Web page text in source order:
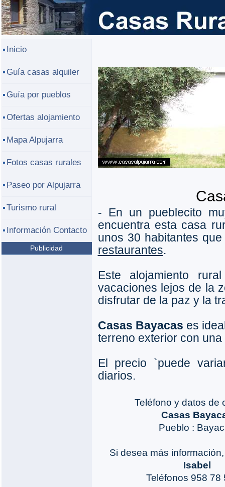
- En un pueblecito
encuentra esta casa
unos 30 habitantes
restaurantes.
Este alojamiento
vacaciones lejos de la
disfrutar de la paz y la
Casas Bayacas es
terreno exterior con
El precio `puede
diarios.
Teléfono y datos de
Casas
Pueblo :
Si desea más
Isabel
Teléfonos 958 78
Inicio
Guía casas alquiler
Guía por pueblos
Ofertas alojamiento
Mapa Alpujarra
Fotos casas rurales
Paseo por Alpujarra
Turismo rural
Información Contacto
Publicidad